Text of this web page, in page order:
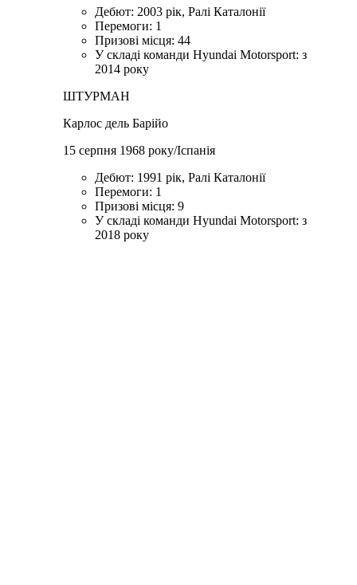
Дебют: 2003 рік, Ралі Каталонії
Перемоги: 1
Призові місця: 44
У складі команди Hyundai Motorsport: з
2014 року
ШТУРМАН
Карлос дель Барійо
15 серпня 1968 року/Іспанія
Дебют: 1991 рік, Ралі Каталонії
Перемоги: 1
Призові місця: 9
У складі команди Hyundai Motorsport: з
2018 року